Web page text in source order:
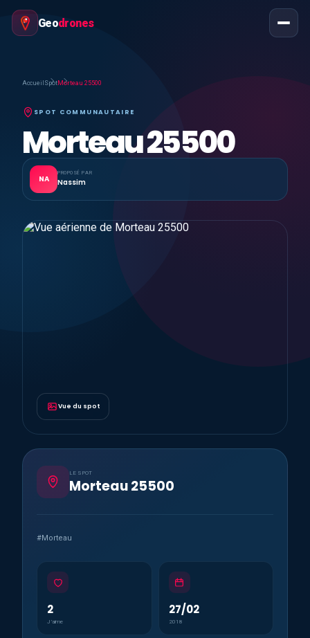
Geodrones
Accueil SpotMorteau 25500
SPOT COMMUNAUTAIRE
Morteau 25500
NA
PROPOSÉ PAR
Nassim
Vue du spot
LE SPOT
Morteau 25500
#Morteau
2
J’aime
27/02
2018